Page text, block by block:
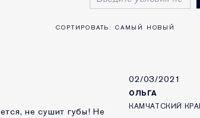
02/03/2021
ОЛЬГА
КАМЧАТСКИЙ
не сушит губы! Не